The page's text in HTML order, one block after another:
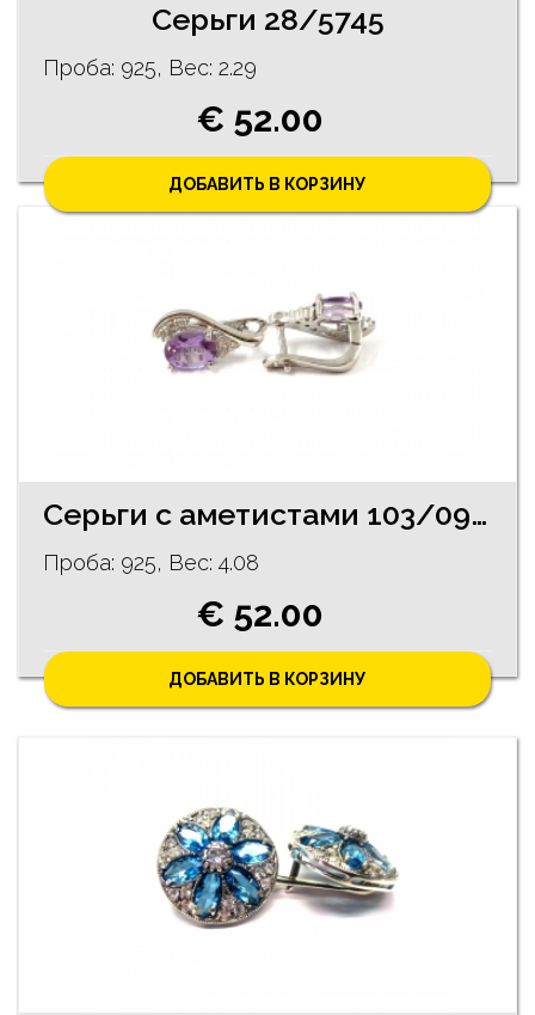
Cерьги 28/5745
Проба: 925, Bес: 2.29
€ 52.00
ДОБАВИТЬ В КОРЗИНУ
Серьги с аметистами 103/0935
Проба: 925, Bес: 4.08
€ 52.00
ДОБАВИТЬ В КОРЗИНУ